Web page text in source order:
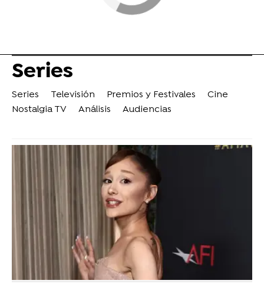
Series
Series Televisión Premios y Festivales
Cine
Nostalgia TV
Análisis Audiencias